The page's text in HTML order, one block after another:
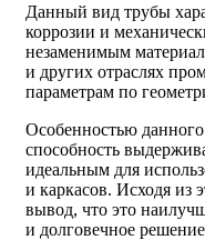
Данный вид трубы
коррозии и
незаменимым
и других отраслях
параметрам по
Особенностью данного
способность
идеальным для
и каркасов. Исходя из
вывод, что это
и долговечное